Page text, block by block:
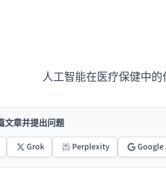
人工智能在医疗保健中的
文章并提出问题
Grok Perplexity Google